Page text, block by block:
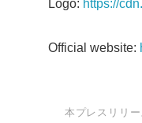
Logo: https://
Official website:
本プレスリリ